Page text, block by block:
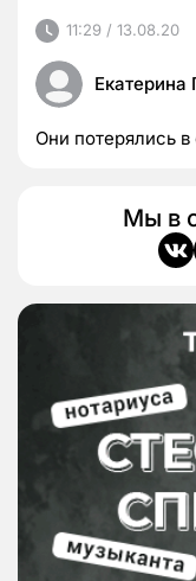
11:29 / 13.08.20
Екатерина
Они потерялись
Мы в